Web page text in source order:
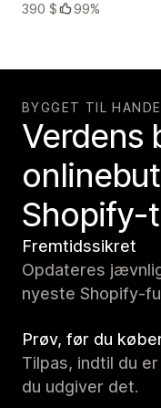
390 $
99%
BYGGET TIL
Verdens
Shopify-
Fremtidssikret
Opdateres
nyeste Shopify-
Prøv, før du
Tilpas, indtil du
du udgiver det.